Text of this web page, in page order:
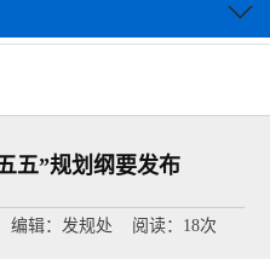
五”规划纲要发布
辑：发规处 阅读： 18次